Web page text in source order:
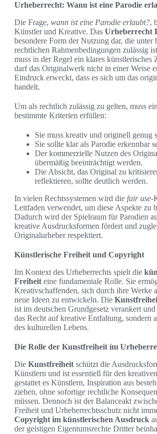
Urheberrecht: Wann ist eine Parodie
Die Frage, wann ist eine Parodie erlaubt?,
Künstler und Kreative. Das Urheberrecht
besondere Form der Nutzung dar, die unter
rechtlichen Rahmenbedingungen zulässig
muss in der Regel ein klares künstlerisches
darf das Originalwerk nicht in einer Weise
Eindruck erweckt, dass es sich um das
handelt.
Um als rechtlich zulässig zu gelten, muss
bestimmte Kriterien erfüllen:
Sie muss kreativ und originell genug
Sie sollte klar als Parodie erkennbar
Der kommerzielle Nutzen des
übermäßig beeinträchtigt werden.
Die Absicht, das Original zu
reflektieren, sollte deutlich werden.
In vielen Rechtssystemen wird die fair use-
Leitfaden verwendet, um diese Aspekte zu
Dadurch wird der Spielraum für Parodien
kreative Ausdrucksformen fördert und
Originalurheber respektiert.
Künstlerische Freiheit und Copyright
Im Kontext des Urheberrechts spielt die
Freiheit eine fundamentale Rolle. Sie
Kreativschaffenden, sich durch ihre Werke
neue Ideen zu entwickeln. Die
ist im deutschen Grundgesetz verankert
das Recht auf kreative Entfaltung, sondern
des kulturellen Lebens.
Die Rolle der Kunstfreiheit im
Die Kunstfreiheit schützt die
Künstlern und ist essentiell für den
gestattet es Künstlern, Inspiration aus
ziehen, ohne sofortige rechtliche
müssen. Dennoch ist der Balanceakt
Freiheit und Urheberrechtsschutz nicht
Copyright im künstlerischen Ausdruck
der geistigen Eigentumsrechte Dritter